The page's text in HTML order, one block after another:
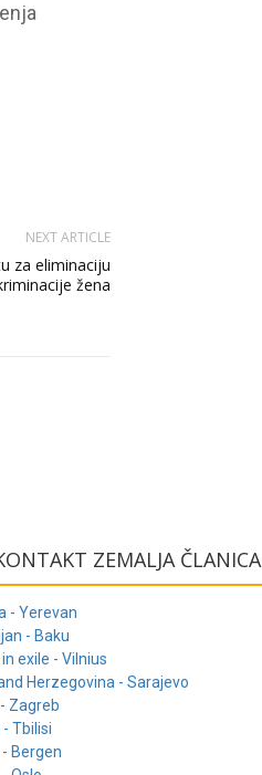
NEXT ARTICLE
za eliminaciju
žena
ZEMALJA ČLANICA
- Yerevan
- Baku
exile - Vilnius
Herzegovina - Sarajevo
Zagreb
Tbilisi
Bergen